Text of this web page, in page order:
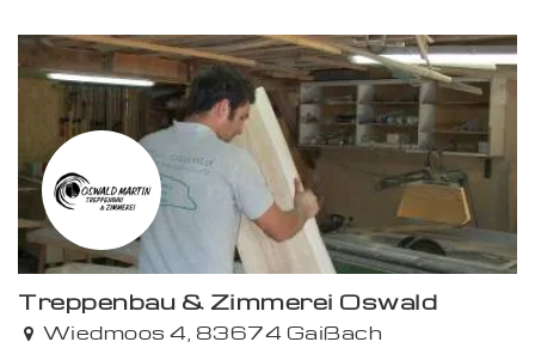
Premium
Premium
Treppenbau & Zimmerei Oswald
Wiedmoos 4, 83674 Gaißach